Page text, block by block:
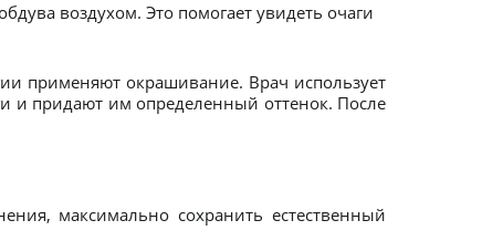
воздухом. Это помогает увидеть очаги
применяют окрашивание. Врач использует
и придают им определенный оттенок. После
максимально сохранить естественный